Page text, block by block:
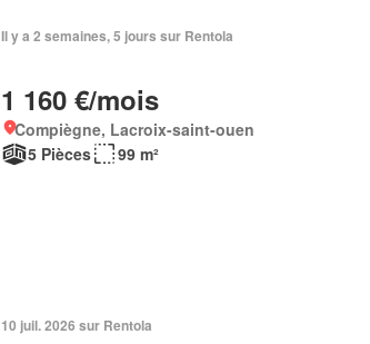
Il y a 2 semaines, 5 jours sur Rentola
1 160 €/mois
Compiègne, Lacroix-saint-ouen
5 Pièces
99 m²
10 juil. 2026 sur Rentola